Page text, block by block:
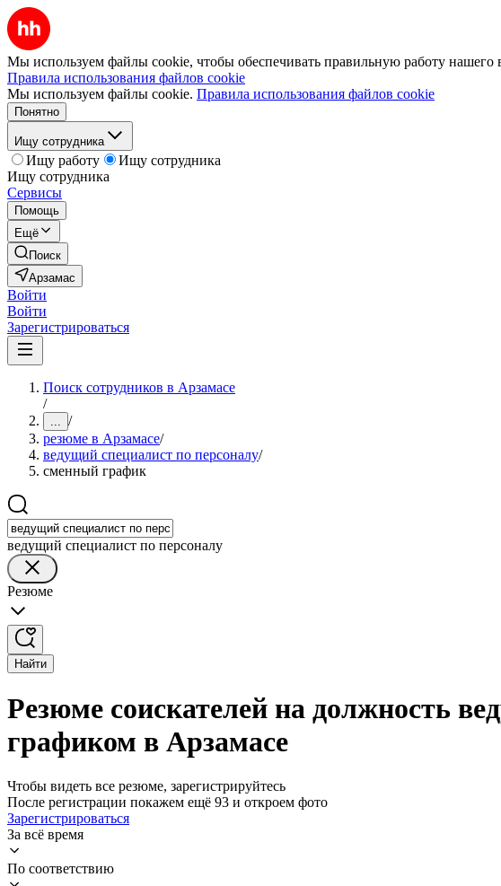
Мы используем файлы cookie, чтобы обеспечивать правильную работу нашего
Правила использования файлов cookie
Мы используем файлы cookie. Правила использования файлов cookie
Понятно
Ищу сотрудника
Ищу работу
Ищу сотрудника
Ищу сотрудника
Сервисы
Помощь
Ещё
Поиск
Арзамас
Войти
Войти
Зарегистрироваться
Поиск сотрудников в Арзамасе
/
... /
резюме в Арзамасе/
ведущий специалист по персоналу/
сменный график
ведущий специалист по персоналу
Резюме
Найти
Резюме соискателей на должность
графиком в Арзамасе
Чтобы видеть все резюме, зарегистрируйтесь
После регистрации покажем ещё 93 и откроем фото
Зарегистрироваться
За всё время
По соответствию